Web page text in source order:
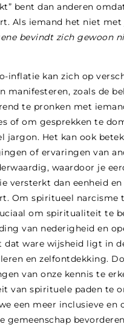
bent dan anderen
Als iemand het niet met
bevindt zich gewoon
inflatie kan zich op
manifesteren, zoals de
te pronken met
of om gesprekken te
jargon. Het kan ook
of ervaringen van
waardoor je
versterkt dan eenheid
Om spiritueel narcisme
om spiritualiteit te
van nederigheid en
dat ware wijsheid ligt in
en zelfontdekking.
van onze kennis te
van spirituele paden te
een meer inclusieve en
gemeenschap